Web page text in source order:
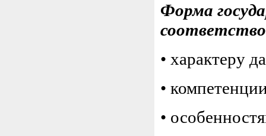
Форма
• характеру
•
•